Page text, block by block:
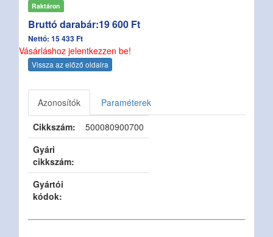
Raktáron
Bruttó darabár:19 600 Ft
Nettó: 15 433 Ft
Vásárláshoz jelentkezzen be!
Vissza az előző oldalra
Azonosítók
Paraméterek
Cikkszám:
500080900700
Gyári
cikkszám:
Gyártói
kódok: